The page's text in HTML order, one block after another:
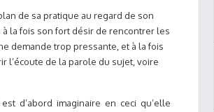
de sa pratique au regard de son
la fois son fort désir de rencontrer les
demande trop pressante, et à la fois
l’écoute de la parole du sujet, voire
d’abord imaginaire en ceci qu’elle